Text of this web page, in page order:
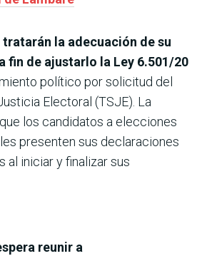
tratarán la adecuación de su
fin de ajustarlo la Ley 6.501/20
político por solicitud del
Electoral (TSJE). La
los candidatos a elecciones
presenten sus declaraciones
al iniciar y finalizar sus
reunir a